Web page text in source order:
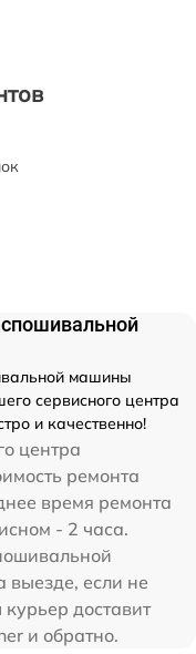
машины
сервисного центра
и качественно!
центра
ремонта
время ремонта
- 2 часа.
если не
доставит
и обратно.